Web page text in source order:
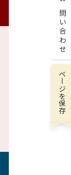
お問い合わせ
ページを保存